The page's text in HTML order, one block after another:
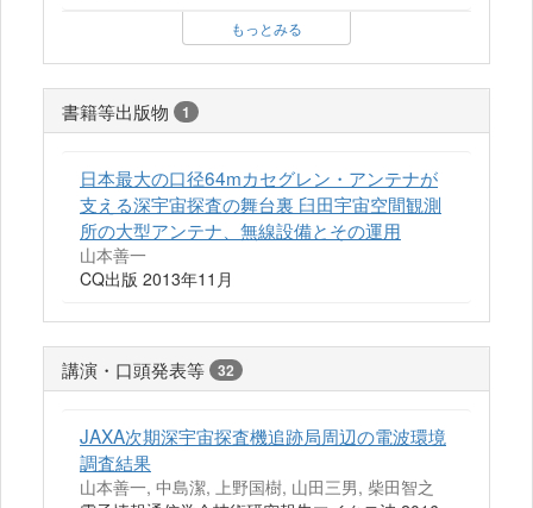
もっとみる
書籍等出版物 1
日本最大の口径64mカセグレン・アンテナが
支える深宇宙探査の舞台裏 臼田宇宙空間観測
所の大型アンテナ、無線設備とその運用
山本善一
CQ出版 2013年11月
講演・口頭発表等 32
JAXA次期深宇宙探査機追跡局周辺の電波環境
調査結果
山本善一, 中島潔, 上野国樹, 山田三男, 柴田智之